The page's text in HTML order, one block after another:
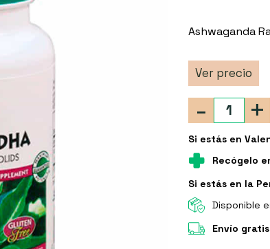
Ashwaganda
Ver precio
+
-
Si estás en
Recógelo
Si estás en la
Disponible
Envío gratis